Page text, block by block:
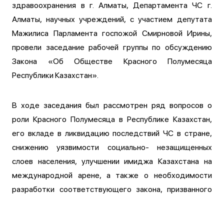
здравоохранения в г. Алматы, Департамента ЧС г.
Алматы, научных учреждений, с участием депутата
Мажилиса Парламента госпожой Смирновой Ирины,
провели заседание рабочей группы по обсуждению
Закона «Об Обществе Красного Полумесяца
Республики Казахстан».
В ходе заседания был рассмотрен ряд вопросов о
роли Красного Полумесяца в Республике Казахстан,
его вкладе в ликвидацию последствий ЧС в стране,
снижению уязвимости социально- незащищенных
слоев населения, улучшении имиджа Казахстана на
международной арене, а также о необходимости
разработки соответствующего закона, призванного